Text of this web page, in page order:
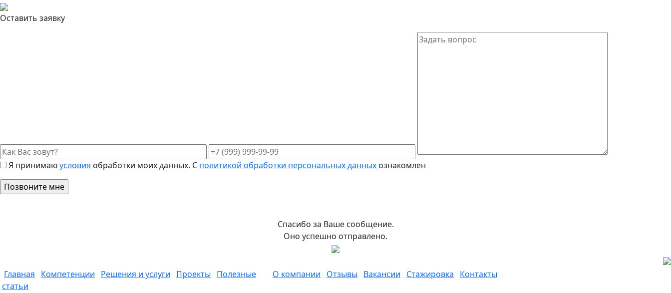
Оставить заявку
Я принимаюусловия обработки моих данных. С политикой обработки персональных данных ознакомлен
Спасибо за Ваше сообщение.
Оно успешно отправлено.
Главная Компетенции Решения и услуги Проекты
Полезные
статьи
О компании Отзывы Вакансии Стажировка Контакты